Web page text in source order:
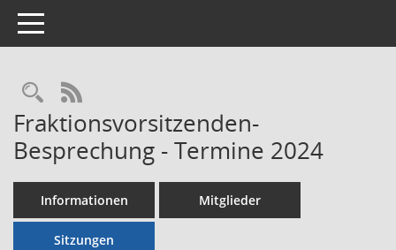
Toggle navigation
Rechercheauswahl
RSS-Feed
Fraktionsvorsitzenden-
Besprechung - Termine 2024
Informationen Mitglieder
Sitzungen